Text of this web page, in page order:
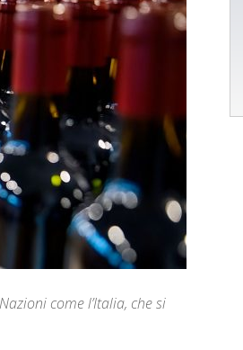
come l’Italia, che si